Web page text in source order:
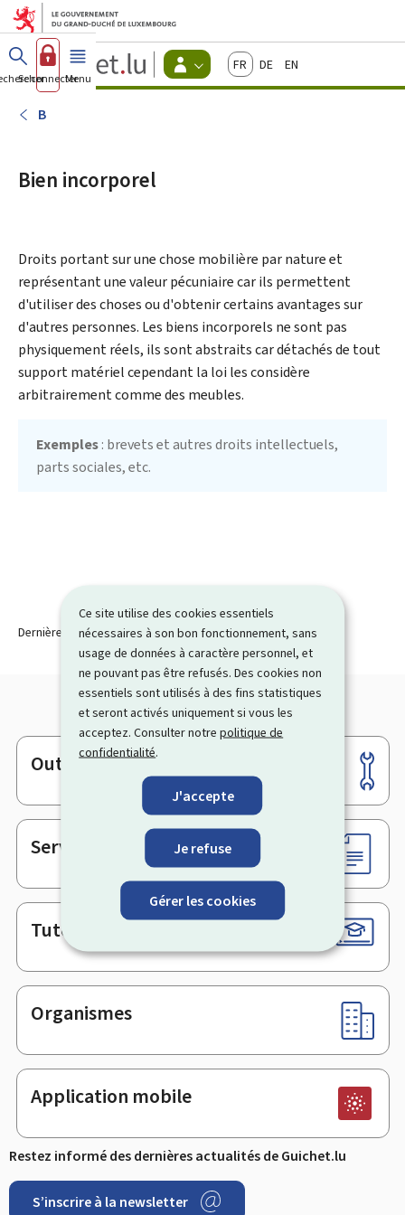
Ce site utilise des cookies essentiels
nécessaires à son bon fonctionnement, sans
usage de données à caractère personnel, et
ne pouvant pas être refusés. Des cookies non
essentiels sont utilisés à des fins statistiques
et seront activés uniquement si vous les
acceptez. Consulter notrepolitique de
confidentialité.
J'accepte
Je refuse
Gérer les cookies
Aller au menu principal
Aller au contenu
Guichet.lu
Changer
d'espace
FrançaisDeutschEnglish
Se connecterMenu principal
B
Bien incorporel
Droits portant sur une chose mobilière par nature et
représentant une valeur pécuniaire car ils permettent
d'utiliser des choses ou d'obtenir certains avantages sur
d'autres personnes. Les biens incorporels ne sont pas
physiquement réels, ils sont abstraits car détachés de tout
support matériel cependant la loi les considère
arbitrairement comme des meubles.
Exemples: brevets et autres droits intellectuels,
parts sociales, etc.
Dernière modification le07.08.2018
Pied
de
page
Outils
Services en ligne & Formulaires
Tutoriels
Organismes
Application mobile
Restez informé des dernières actualités de Guichet.lu
S’inscrire à la newsletter